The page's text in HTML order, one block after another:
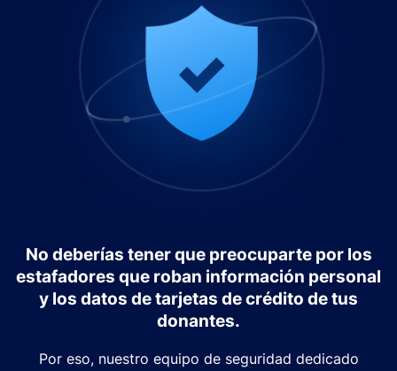
No deberías tener que preocuparte por los
estafadores que roban información personal
y los datos de tarjetas de crédito de tus
donantes.
Por eso, nuestro equipo de seguridad dedicado